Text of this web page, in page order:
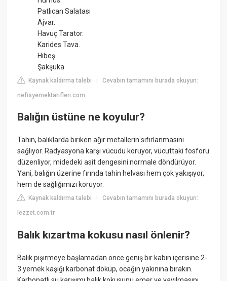
Patlıcan Salatası
Ajvar.
Havuç Tarator.
Karides Tava.
Hibeş
Şakşuka.
Kaynak kaldırma talebi |Cevabın tamamını burada okuyun:
nefisyemektarifleri.com
Balığın üstüne ne koyulur?
Tahin, balıklarda biriken ağır metallerin sıfırlanmasını
sağlıyor. Radyasyona karşı vücudu koruyor, vücuttaki fosforu
düzenliyor, midedeki asit dengesini normale döndürüyor.
Yani, balığın üzerine fırında tahin helvası hem çok yakışıyor,
hem de sağlığımızı koruyor.
Kaynak kaldırma talebi |Cevabın tamamını burada okuyun:
lezzet.com.tr
Balık kızartma kokusu nasıl önlenir?
Balık pişirmeye başlamadan önce geniş bir kabın içerisine 2-
3 yemek kaşığı karbonat döküp, ocağın yakınına bırakın.